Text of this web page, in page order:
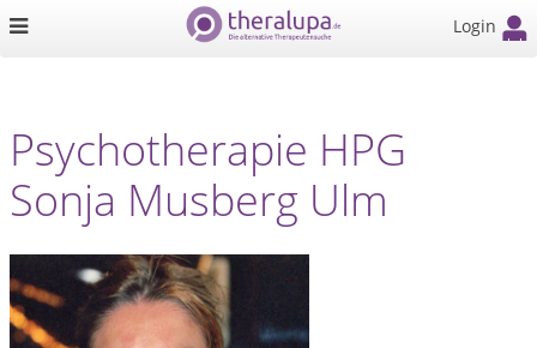
Login
Psychotherapie HPG
Sonja Musberg Ulm